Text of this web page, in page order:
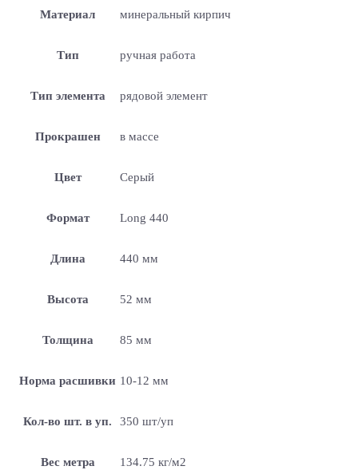
Материал минеральный кирпич
Тип ручная работа
Тип элемента рядовой элемент
Прокрашен в массе
Цвет Серый
Формат Long 440
Длина 440 мм
Высота 52 мм
Толщина 85 мм
Норма расшивки 10-12 мм
Кол-во шт. в уп. 350 шт/уп
Вес метра 134.75 кг/м2